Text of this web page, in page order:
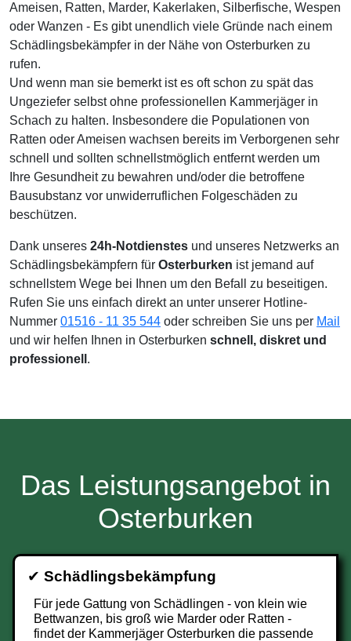
Ameisen, Ratten, Marder, Kakerlaken, Silberfische, Wespen
oder Wanzen - Es gibt unendlich viele Gründe nach einem
Schädlingsbekämpfer in der Nähe von Osterburken zu
rufen.
Und wenn man sie bemerkt ist es oft schon zu spät das
Ungeziefer selbst ohne professionellen Kammerjäger in
Schach zu halten. Insbesondere die Populationen von
Ratten oder Ameisen wachsen bereits im Verborgenen sehr
schnell und sollten schnellstmöglich entfernt werden um
Ihre Gesundheit zu bewahren und/oder die betroffene
Bausubstanz vor unwiderruflichen Folgeschäden zu
beschützen.
Dank unseres 24h-Notdienstes und unseres Netzwerks an
Schädlingsbekämpfern für Osterburken ist jemand auf
schnellstem Wege bei Ihnen um den Befall zu beseitigen.
Rufen Sie uns einfach direkt an unter unserer Hotline-
Nummer 01516 - 11 35 544 oder schreiben Sie uns per Mail
und wir helfen Ihnen in Osterburken schnell, diskret und
professionell .
Das Leistungsangebot in
Osterburken
✔ Schädlingsbekämpfung
Für jede Gattung von Schädlingen - von klein wie
Bettwanzen, bis groß wie Marder oder Ratten -
findet der Kammerjäger Osterburken die passende